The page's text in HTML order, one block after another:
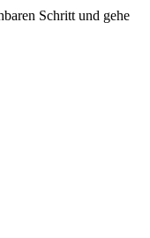
Schritt und gehe